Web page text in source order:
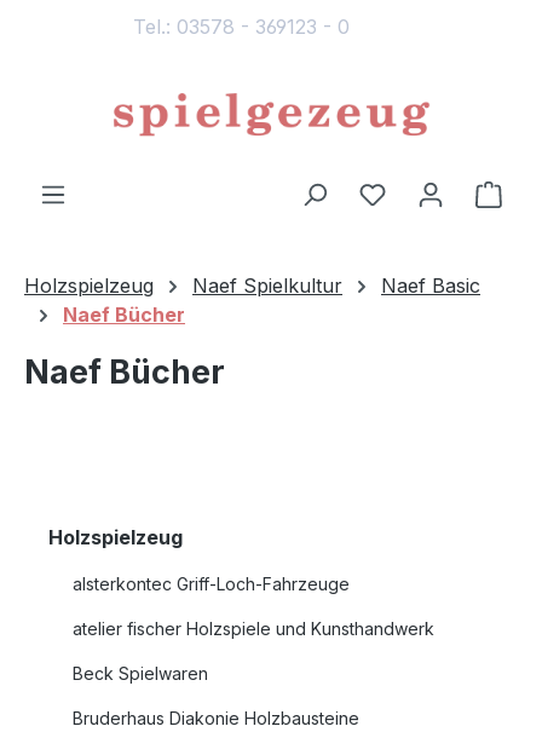
Tel.: 03578 - 369123 - 0
Du hast 0
Holzspielzeug Naef Spielkultur
Naef Basic
Naef Bücher
Naef Bücher
Holzspielzeug
alsterkontec Griff-Loch-Fahrzeuge
atelier fischer Holzspiele und Kunsthandwerk
Beck Spielwaren
Bruderhaus Diakonie Holzbausteine